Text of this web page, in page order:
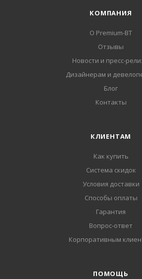
КОМПАНИЯ
О Premium-BT
Отзывы
Новости и пресс-
Дизайнерам и
Блог
Контакты
КЛИЕНТАМ
Как купить
Система скидок
Условия доставки
Способы оплаты
Гарантия
Вопрос-ответ
Корпоративным
ПОМОЩЬ